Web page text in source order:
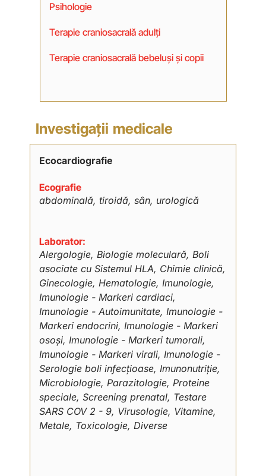
Psihologie
Terapie craniosacrală adulți
Terapie craniosacrală bebeluși și copii
Investigații medicale
Ecocardiografie
Ecografie
abdominală, tiroidă, sân, urologică
Laborator:
Alergologie, Biologie moleculară, Boli
asociate cu Sistemul HLA, Chimie clinică,
Ginecologie, Hematologie, Imunologie,
Imunologie - Markeri cardiaci,
Imunologie - Autoimunitate, Imunologie -
Markeri endocrini, Imunologie - Markeri
osoși, Imunologie - Markeri tumorali,
Imunologie - Markeri virali, Imunologie -
Serologie boli infecțioase, Imunonutriție,
Microbiologie, Parazitologie, Proteine
speciale, Screening prenatal, Testare
SARS COV 2 - 9, Virusologie, Vitamine,
Metale, Toxicologie, Diverse